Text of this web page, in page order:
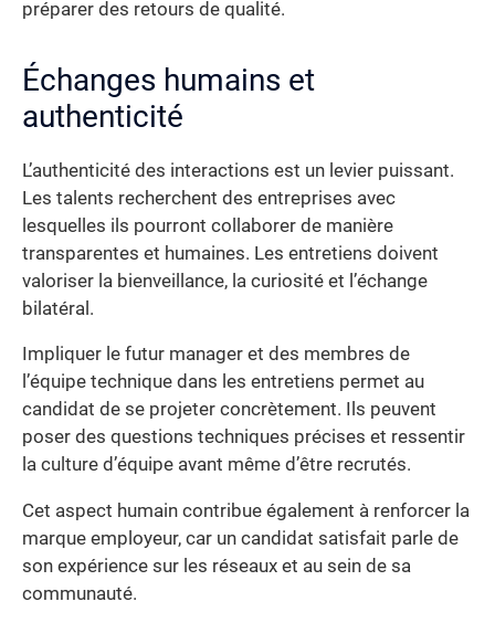
préparer des retours de qualité.
Échanges humains et
authenticité
L’authenticité des interactions est un levier puissant.
Les talents recherchent des entreprises avec
lesquelles ils pourront collaborer de manière
transparentes et humaines. Les entretiens doivent
valoriser la bienveillance, la curiosité et l’échange
bilatéral.
Impliquer le futur manager et des membres de
l’équipe technique dans les entretiens permet au
candidat de se projeter concrètement. Ils peuvent
poser des questions techniques précises et ressentir
la culture d’équipe avant même d’être recrutés.
Cet aspect humain contribue également à renforcer la
marque employeur, car un candidat satisfait parle de
son expérience sur les réseaux et au sein de sa
communauté.